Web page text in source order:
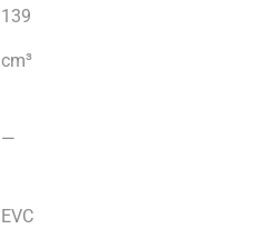
139
cm³
—
EVC